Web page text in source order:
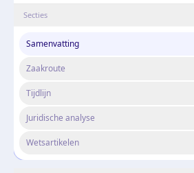
Secties
Samenvatting
Zaakroute
Tijdlijn
Juridische analyse
Wetsartikelen